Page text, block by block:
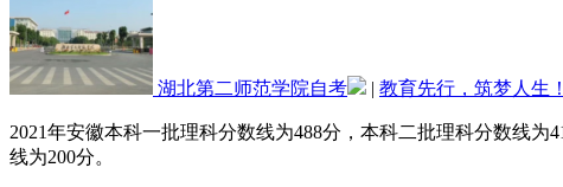
湖北第二师范学院自考 | 教育先行，筑梦人生！
2021年安徽本科一批理科分数线为488分，本科二批理科分数线
线为200分。